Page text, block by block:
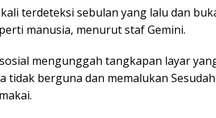
terdeteksi sebulan yang lalu dan
manusia, menurut staf Gemini.
mengunggah tangkapan layar
tidak berguna dan memalukan